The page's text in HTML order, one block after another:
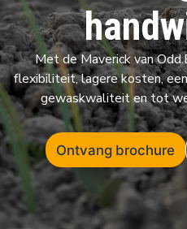
Met de Maverick van
flexibiliteit, lagere kosten,
gewaskwaliteit en tot
Ontvang brochure